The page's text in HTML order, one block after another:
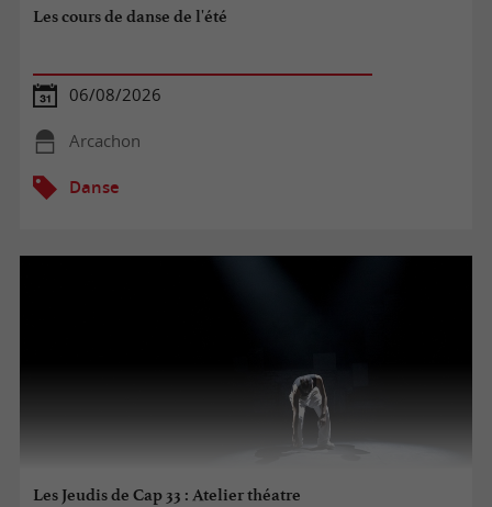
Les cours de danse de l'été
06/08/2026
Arcachon
Danse
Les Jeudis de Cap 33 : Atelier théatre